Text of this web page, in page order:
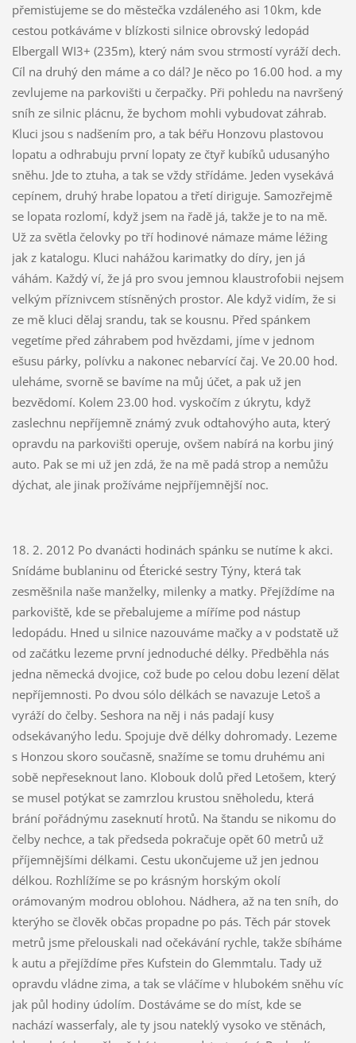
přemisťujeme se do městečka vzdáleného asi 10km, kde
cestou potkáváme v blízkosti silnice obrovský ledopád
Elbergall WI3+ (235m), který nám svou strmostí vyráží dech.
Cíl na druhý den máme a co dál? Je něco po 16.00 hod. a my
zevlujeme na parkovišti u čerpačky. Při pohledu na navršený
sníh ze silnic plácnu, že bychom mohli vybudovat záhrab.
Kluci jsou s nadšením pro, a tak béřu Honzovu plastovou
lopatu a odhrabuju první lopaty ze čtyř kubíků udusanýho
sněhu. Jde to ztuha, a tak se vždy střídáme. Jeden vysekává
cepínem, druhý hrabe lopatou a třetí diriguje. Samozřejmě
se lopata rozlomí, když jsem na řadě já, takže je to na mě.
Už za světla čelovky po tří hodinové námaze máme léžing
jak z katalogu. Kluci nahážou karimatky do díry, jen já
váhám. Každý ví, že já pro svou jemnou klaustrofobii nejsem
velkým příznivcem stísněných prostor. Ale když vidím, že si
ze mě kluci dělaj srandu, tak se kousnu. Před spánkem
vegetíme před záhrabem pod hvězdami, jíme v jednom
ešusu párky, polívku a nakonec nebarvící čaj. Ve 20.00 hod.
uleháme, svorně se bavíme na můj účet, a pak už jen
bezvědomí. Kolem 23.00 hod. vyskočím z úkrytu, když
zaslechnu nepříjemně známý zvuk odtahovýho auta, který
opravdu na parkovišti operuje, ovšem nabírá na korbu jiný
auto. Pak se mi už jen zdá, že na mě padá strop a nemůžu
dýchat, ale jinak prožíváme nejpříjemnější noc.
18. 2. 2012 Po dvanácti hodinách spánku se nutíme k akci.
Snídáme bublaninu od Éterické sestry Týny, která tak
zesměšnila naše manželky, milenky a matky. Přejíždíme na
parkoviště, kde se přebalujeme a míříme pod nástup
ledopádu. Hned u silnice nazouváme mačky a v podstatě už
od začátku lezeme první jednoduché délky. Předběhla nás
jedna německá dvojice, což bude po celou dobu lezení dělat
nepříjemnosti. Po dvou sólo délkách se navazuje Letoš a
vyráží do čelby. Seshora na něj i nás padají kusy
odsekávanýho ledu. Spojuje dvě délky dohromady. Lezeme
s Honzou skoro současně, snažíme se tomu druhému ani
sobě nepřeseknout lano. Klobouk dolů před Letošem, který
se musel potýkat se zamrzlou krustou sněholedu, která
brání pořádnýmu zaseknutí hrotů. Na štandu se nikomu do
čelby nechce, a tak předseda pokračuje opět 60 metrů už
příjemnějšími délkami. Cestu ukončujeme už jen jednou
délkou. Rozhlížíme se po krásným horským okolí
orámovaným modrou oblohou. Nádhera, až na ten sníh, do
kterýho se člověk občas propadne po pás. Těch pár stovek
metrů jsme přelouskali nad očekávání rychle, takže sbíháme
k autu a přejíždíme přes Kufstein do Glemmtalu. Tady už
opravdu vládne zima, a tak se vláčíme v hlubokém sněhu víc
jak půl hodiny údolím. Dostáváme se do míst, kde se
nachází wasserfaly, ale ty jsou nateklý vysoko ve stěnách,